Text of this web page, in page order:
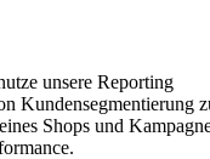
unsere Reporting
Kundensegmentierung
Shops und